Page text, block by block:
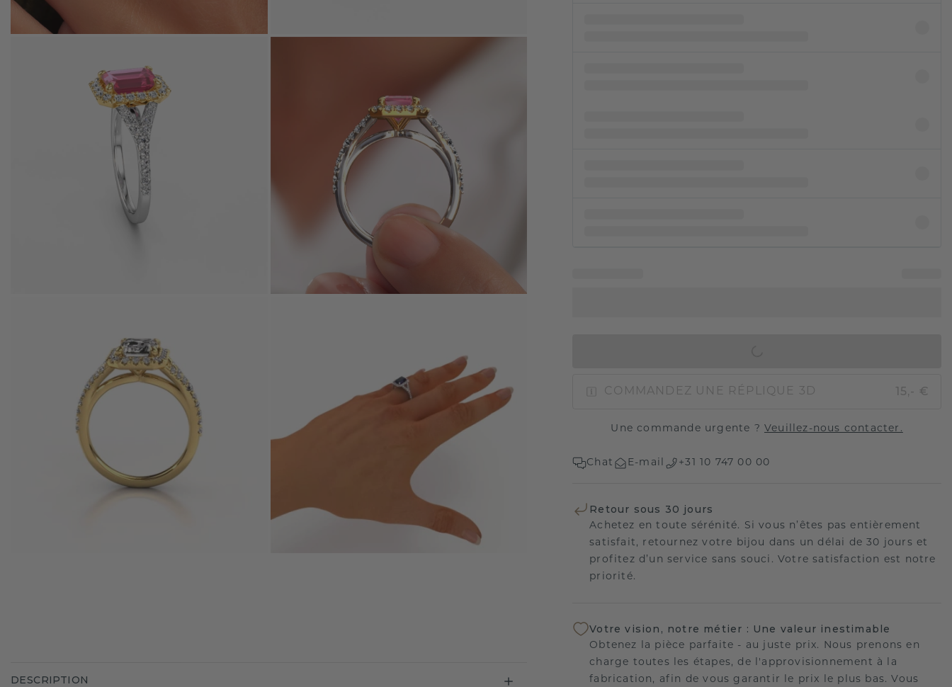
COMMANDEZ UNE RÉPLIQUE 3D 15,- €
Une commande urgente ? Veuillez-nous contacter.
Chat E-mail +31 10 747 00 00
Retour sous 30 jours
Achetez en toute sérénité. Si vous n’êtes pas entièrement
satisfait, retournez votre bijou dans un délai de 30 jours et
profitez d’un service sans souci. Votre satisfaction est notre
priorité.
Votre vision, notre métier : Une valeur inestimable
Obtenez la pièce parfaite - au juste prix. Nous prenons en
charge toutes les étapes, de l'approvisionnement à la
fabrication, afin de vous garantir le prix le plus bas. Vous
DESCRIPTION